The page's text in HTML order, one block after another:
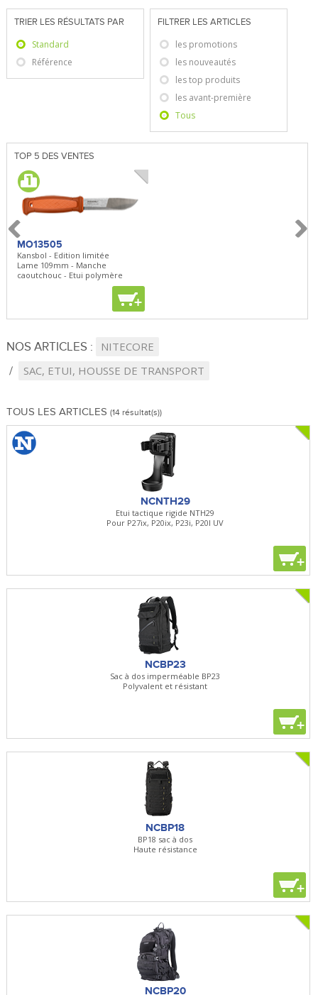
TRIER LES RÉSULTATS PAR
Standard
Référence
FILTRER LES ARTICLES
les promotions
les nouveautés
les top produits
les avant-première
Tous
TOP 5 DES VENTES
MO13505
Kansbol - Edition limitée
Lame 109mm - Manche
caoutchouc - Etui polymère
+
NOS ARTICLES :
NITECORE
SAC, ETUI, HOUSSE DE TRANSPORT
TOUS LES ARTICLES (14 résultat(s))
NCNTH29
Etui tactique rigide NTH29
Pour P27ix, P20ix, P23i, P20I UV
+
NCBP23
Sac à dos imperméable BP23
Polyvalent et résistant
+
NCBP18
BP18 sac à dos
Haute résistance
+
NCBP20